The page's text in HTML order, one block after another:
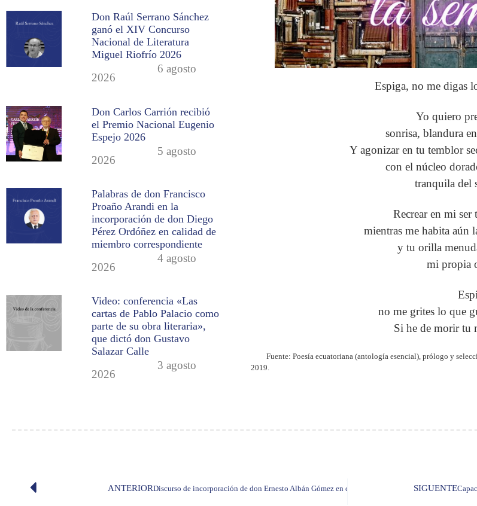
Don Raúl Serrano Sánchez
ganó el XIV Concurso
Nacional de Literatura
Miguel Riofrío 2026
6 agosto
2026
Don Carlos Carrión recibió
el Premio Nacional Eugenio
Espejo 2026
5 agosto
2026
Palabras de don Francisco
Proaño Arandi en la
incorporación de don Diego
Pérez Ordóñez en calidad de
miembro correspondiente
4 agosto
2026
Video: conferencia «Las
cartas de Pablo Palacio como
parte de su obra literaria»,
que dictó don Gustavo
Salazar Calle
3 agosto
2026
Espiga, no me digas
Yo quiero
sonrisa, blandura
Y agonizar en tu temblor
con el núcleo
tranquila del
Recrear en mi
mientras me habita aún
y tu orilla
mi propia
no me grites lo que
Si he de morir tu
Fuente: Poesía ecuatoriana (antología esencial), prólogo y
2019.
ANTERIORDiscurso de incorporación de don Ernesto Albán Gómez en calidad de miembro correspondiente
SIGUENTE